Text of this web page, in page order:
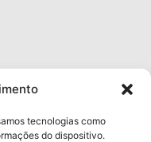
tecnologias como
do dispositivo.